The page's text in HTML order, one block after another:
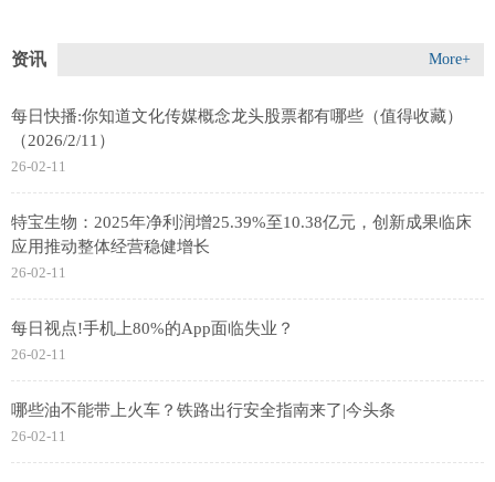
资讯 More+
每日快播:你知道文化传媒概念龙头股票都有哪些（值得收藏）
（2026/2/11）
26-02-11
特宝生物：2025年净利润增25.39%至10.38亿元，创新成果临床
应用推动整体经营稳健增长
26-02-11
每日视点!手机上80%的App面临失业？
26-02-11
哪些油不能带上火车？铁路出行安全指南来了|今头条
26-02-11